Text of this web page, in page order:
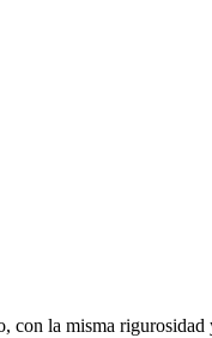
con la misma